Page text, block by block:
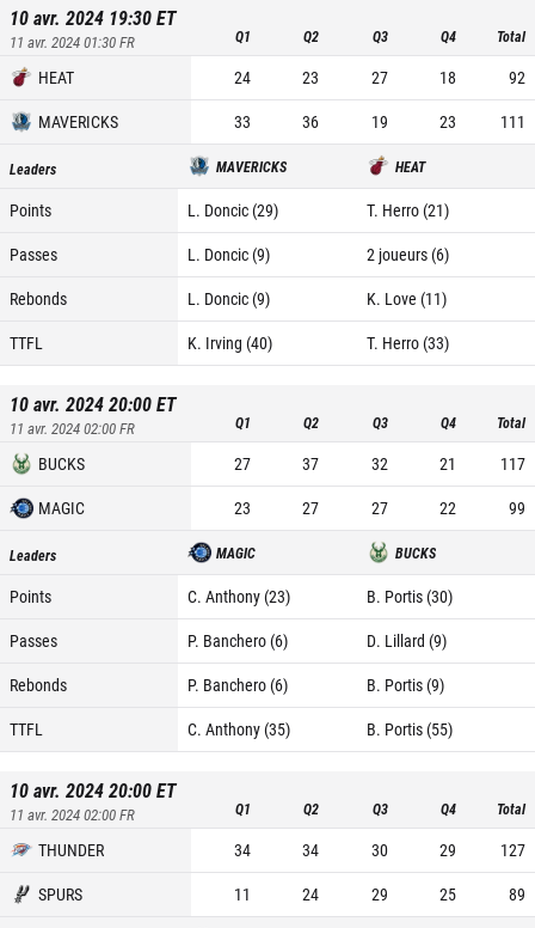
10 avr. 2024 19:30ET
11 avr. 2024 01:30FR Q1 Q2 Q3 Q4 Total
HEAT 24 23 27 18
92
MAVERICKS
33 36 19 23 111
Leaders MAVERICKS HEAT
Points L. Doncic (29)
T. Herro (21)
Passes
L. Doncic (9)
2 joueurs (6)
Rebonds
L. Doncic (9)
K. Love (11)
TTFL
K. Irving (40) T. Herro (33)
10 avr. 2024 20:00ET
11 avr. 2024 02:00FR Q1 Q2 Q3 Q4 Total
BUCKS 27 37 32 21
117
MAGIC
23 27 27 22 99
Leaders MAGIC BUCKS
Points C. Anthony (23)
B. Portis (30)
Passes
P. Banchero (6)
D. Lillard (9)
Rebonds
P. Banchero (6)
B. Portis (9)
TTFL
C. Anthony (35) B. Portis (55)
10 avr. 2024 20:00ET
11 avr. 2024 02:00FR Q1 Q2 Q3 Q4 Total
THUNDER 34 34 30 29
127
SPURS
11 24 29 25 89